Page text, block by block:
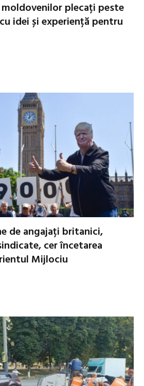
moldovenilor plecați peste
idei și experiență pentru
de angajați britanici,
cer încetarea
Mijlociu